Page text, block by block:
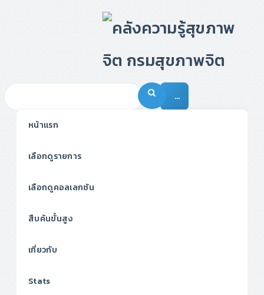
…
หน้าแรก
เลือกดูรายการ
เลือกดูคอลเลกชัน
สืบค้นขั้นสูง
เกี่ยวกับ
Stats